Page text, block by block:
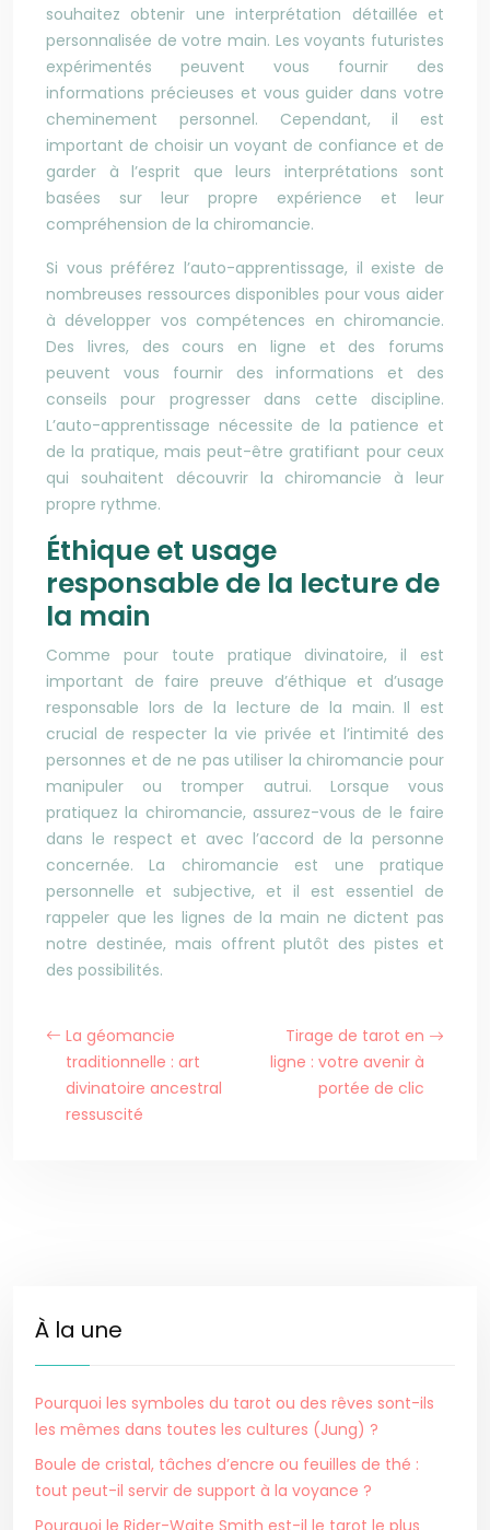
souhaitez obtenir une interprétation détaillée et
personnalisée de votre main. Les voyants futuristes
expérimentés peuvent vous fournir des
informations précieuses et vous guider dans votre
cheminement personnel. Cependant, il est
important de choisir un voyant de confiance et de
garder à l’esprit que leurs interprétations sont
basées sur leur propre expérience et leur
compréhension de la chiromancie.
Si vous préférez l’auto-apprentissage, il existe de
nombreuses ressources disponibles pour vous aider
à développer vos compétences en chiromancie.
Des livres, des cours en ligne et des forums
peuvent vous fournir des informations et des
conseils pour progresser dans cette discipline.
L’auto-apprentissage nécessite de la patience et
de la pratique, mais peut-être gratifiant pour ceux
qui souhaitent découvrir la chiromancie à leur
propre rythme.
Éthique et usage
responsable de la lecture de
la main
Comme pour toute pratique divinatoire, il est
important de faire preuve d’éthique et d’usage
responsable lors de la lecture de la main. Il est
crucial de respecter la vie privée et l’intimité des
personnes et de ne pas utiliser la chiromancie pour
manipuler ou tromper autrui. Lorsque vous
pratiquez la chiromancie, assurez-vous de le faire
dans le respect et avec l’accord de la personne
concernée. La chiromancie est une pratique
personnelle et subjective, et il est essentiel de
rappeler que les lignes de la main ne dictent pas
notre destinée, mais offrent plutôt des pistes et
des possibilités.
La géomancie
traditionnelle : art
divinatoire ancestral
ressuscité
Tirage de tarot en
ligne : votre avenir à
portée de clic
À la une
Pourquoi les symboles du tarot ou des rêves sont-ils
les mêmes dans toutes les cultures (Jung) ?
Boule de cristal, tâches d’encre ou feuilles de thé :
tout peut-il servir de support à la voyance ?